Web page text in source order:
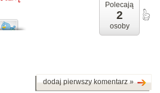
Polecają
2
osoby
dodaj pierwszy komentarz »